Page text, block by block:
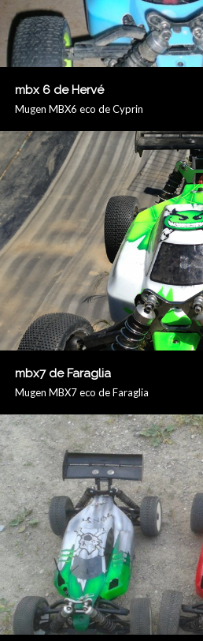
mbx 6 de Hervé
Mugen MBX6 eco de Cyprin
mbx7 de Faraglia
Mugen MBX7 eco de Faraglia